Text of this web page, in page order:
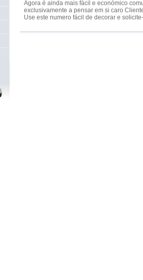
Agora é ainda mais fácil e económico
exclusivamente a pensar em si caro
Use este numero fácil de decorar e